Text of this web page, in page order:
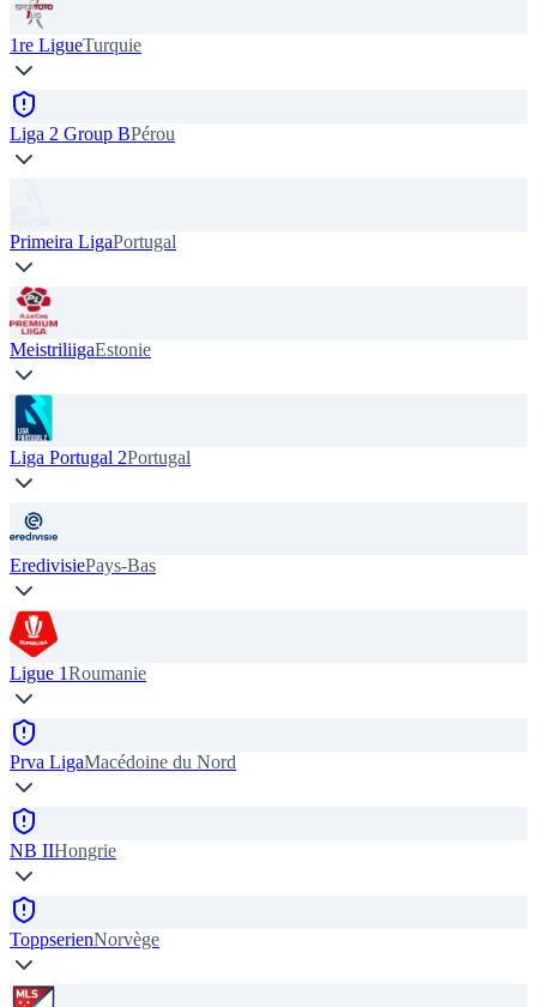
1re LigueTurquie
Liga 2 Group BPérou
Primeira LigaPortugal
MeistriliigaEstonie
Liga Portugal 2Portugal
EredivisiePays-Bas
Ligue 1Roumanie
Prva LigaMacédoine du Nord
NB IIHongrie
ToppserienNorvège